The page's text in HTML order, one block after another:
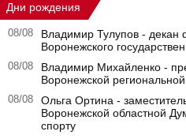
Дни рождения
08/08
Владимир Тулупов - декан
Воронежского
08/08
Владимир Михайленко -
Воронежской
08/08
Ольга Ортина -
Воронежской областной
спорту